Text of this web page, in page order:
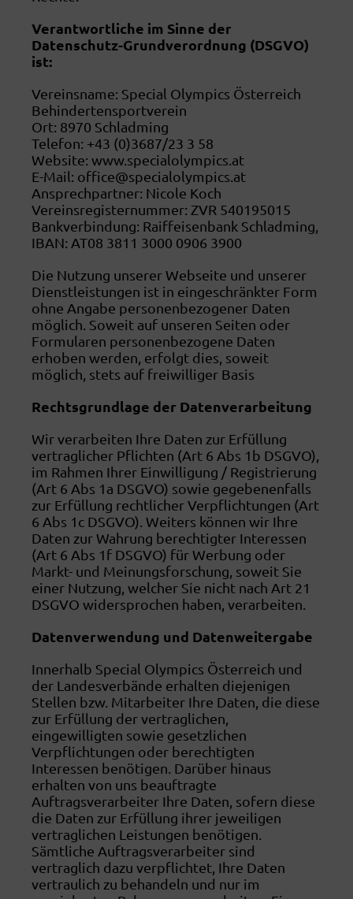
Verantwortliche im Sinne der
Datenschutz-Grundverordnung (DSGVO)
ist:
Vereinsname: Special Olympics Österreich
Behindertensportverein
Ort: 8970 Schladming
Telefon: +43 (0)3687/23 3 58
Website: www.specialolympics.at
E-Mail: office@specialolympics.at
Ansprechpartner: Nicole Koch
Vereinsregisternummer: ZVR 540195015
Bankverbindung: Raiffeisenbank Schladming,
IBAN: AT08 3811 3000 0906 3900
Die Nutzung unserer Webseite und unserer
Dienstleistungen ist in eingeschränkter Form
ohne Angabe personenbezogener Daten
möglich. Soweit auf unseren Seiten oder
Formularen personenbezogene Daten
erhoben werden, erfolgt dies, soweit
möglich, stets auf freiwilliger Basis
Rechtsgrundlage der Datenverarbeitung
Wir verarbeiten Ihre Daten zur Erfüllung
vertraglicher Pflichten (Art 6 Abs 1b DSGVO),
im Rahmen Ihrer Einwilligung / Registrierung
(Art 6 Abs 1a DSGVO) sowie gegebenenfalls
zur Erfüllung rechtlicher Verpflichtungen (Art
6 Abs 1c DSGVO). Weiters können wir Ihre
Daten zur Wahrung berechtigter Interessen
(Art 6 Abs 1f DSGVO) für Werbung oder
Markt- und Meinungsforschung, soweit Sie
einer Nutzung, welcher Sie nicht nach Art 21
DSGVO widersprochen haben, verarbeiten.
Datenverwendung und Datenweitergabe
Innerhalb Special Olympics Österreich und
der Landesverbände erhalten diejenigen
Stellen bzw. Mitarbeiter Ihre Daten, die diese
zur Erfüllung der vertraglichen,
eingewilligten sowie gesetzlichen
Verpflichtungen oder berechtigten
Interessen benötigen. Darüber hinaus
erhalten von uns beauftragte
Auftragsverarbeiter Ihre Daten, sofern diese
die Daten zur Erfüllung ihrer jeweiligen
vertraglichen Leistungen benötigen.
Sämtliche Auftragsverarbeiter sind
vertraglich dazu verpflichtet, Ihre Daten
vertraulich zu behandeln und nur im